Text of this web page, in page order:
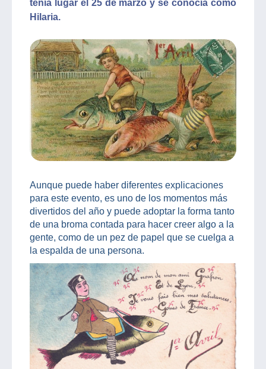
tenía lugar el 25 de marzo y se conocía como
Hilaria.
Aunque puede haber diferentes explicaciones
para este evento, es uno de los momentos más
divertidos del año y puede adoptar la forma tanto
de una broma contada para hacer creer algo a la
gente, como de un pez de papel que se cuelga a
la espalda de una persona.